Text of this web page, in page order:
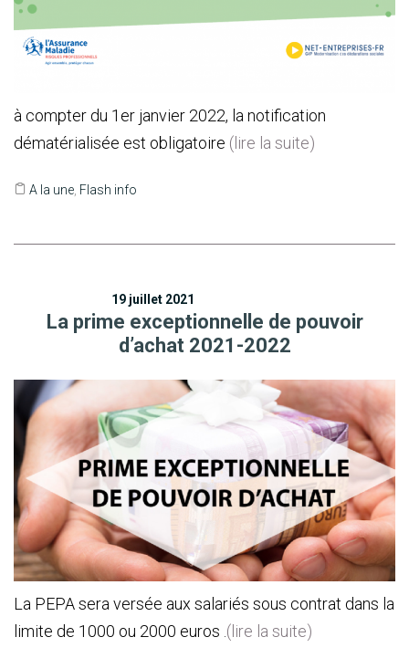
à compter du 1er janvier 2022, la notification
dématérialisée est obligatoire (lire la suite)
A la une Flash info
19 juillet 2021
La prime exceptionnelle de pouvoir
d’achat 2021-2022
La PEPA sera versée aux salariés sous contrat dans la
limite de 1000 ou 2000 euros .(lire la suite)